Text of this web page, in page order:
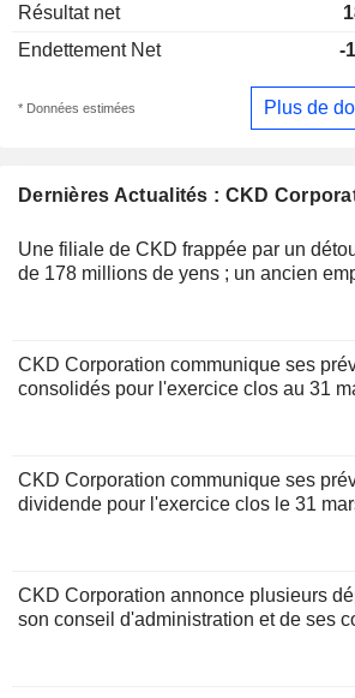
Dernières Actualités : CKD
Une filiale de CKD frappée par un
de 178 millions de yens ; un ancien
CKD Corporation communique ses
consolidés pour l'exercice clos au 31
CKD Corporation communique ses
dividende pour l'exercice clos le 31
CKD Corporation annonce plusieurs
son conseil d'administration et de ses
Résultat net
Endettement Net
-
* Données estimées Plus de